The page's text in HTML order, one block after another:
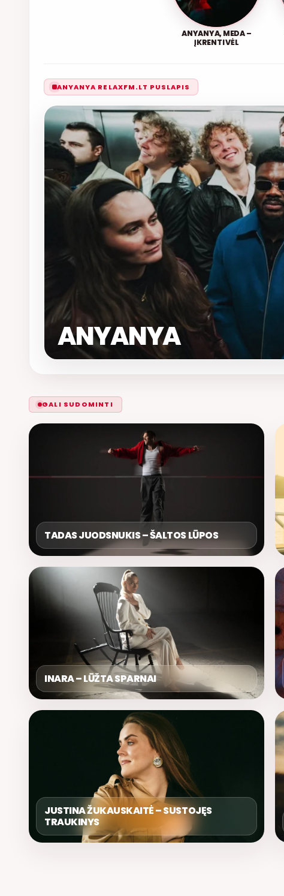
ANYANYA, MEDA –
ĮKRENTI VĖL
ANYANYA RELAXFM.LT PUSLAPIS
ANYANYA
GALI SUDOMINTI
TADAS JUODSNUKIS – ŠALTOS LŪPOS
INARA – LŪŽTA SPARNAI
JUSTINA ŽUKAUSKAITĖ – SUSTOJĘS
TRAUKINYS